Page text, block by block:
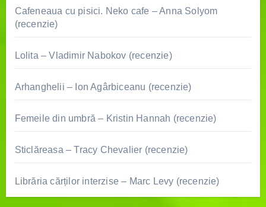
Cafeneaua cu pisici. Neko cafe – Anna Solyom
(recenzie)
Lolita – Vladimir Nabokov (recenzie)
Arhanghelii – Ion Agârbiceanu (recenzie)
Femeile din umbră – Kristin Hannah (recenzie)
Sticlăreasa – Tracy Chevalier (recenzie)
Librăria cărților interzise – Marc Levy (recenzie)